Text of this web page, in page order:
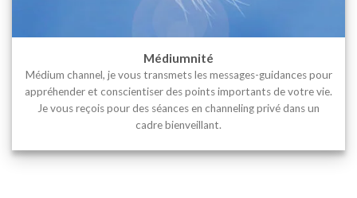
Médiumnité
Médium channel, je vous transmets les messages-guidances pour
appréhender et conscientiser des points importants de votre vie.
Je vous reçois pour des séances en channeling privé dans un
cadre bienveillant.